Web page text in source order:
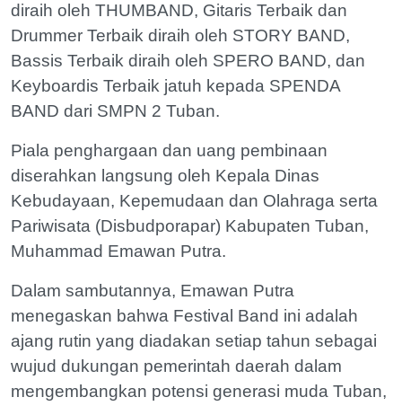
diraih oleh THUMBAND, Gitaris Terbaik dan
Drummer Terbaik diraih oleh STORY BAND,
Bassis Terbaik diraih oleh SPERO BAND, dan
Keyboardis Terbaik jatuh kepada SPENDA
BAND dari SMPN 2 Tuban.
Piala penghargaan dan uang pembinaan
diserahkan langsung oleh Kepala Dinas
Kebudayaan, Kepemudaan dan Olahraga serta
Pariwisata (Disbudporapar) Kabupaten Tuban,
Muhammad Emawan Putra.
Dalam sambutannya, Emawan Putra
menegaskan bahwa Festival Band ini adalah
ajang rutin yang diadakan setiap tahun sebagai
wujud dukungan pemerintah daerah dalam
mengembangkan potensi generasi muda Tuban,